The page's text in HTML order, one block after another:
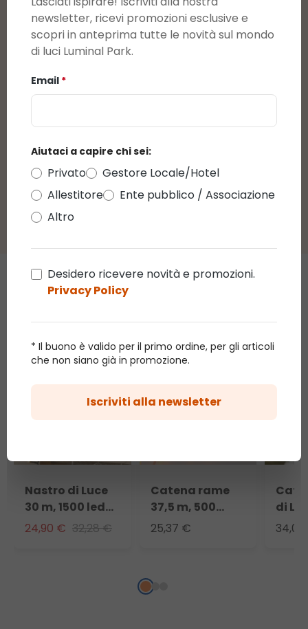
newsletter, ricevi promozioni esclusive e
scopri in anteprima tutte le novità sul mondo
di luci Luminal Park.
Email *
Aiutaci a capire chi sei:
Privato
Gestore Locale/Hotel
Allestitore
Ente pubblico / Associazione
Altro
Desidero ricevere novità e promozioni.
Privacy Policy
* Il buono è valido per il primo ordine, per gli articoli
che non siano già in promozione.
Iscriviti alla newsletter
Valutazione media di 0 su 5 stelle
recensioni
Visualizza le valutazioni solo nella lingua
corrente.
Al momento non sono presenti recensioni.
che ti arriverà per mail in seguito all'acquisto di
questo prodotto.
Chi ha acquistato questo
articolo ha acquistato anche
Promo 23%
Nastro di Luce
30 m, 1500 led
bianco caldo
24,90 € 32,28 €
Catena rame
37,5 m, 500
microled
25,37 €
di
1500